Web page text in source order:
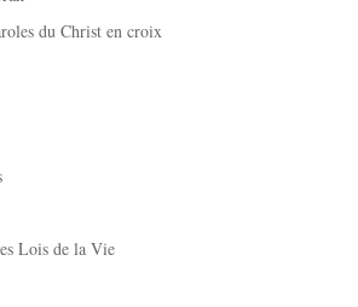
du Christ en croix
Lois de la Vie